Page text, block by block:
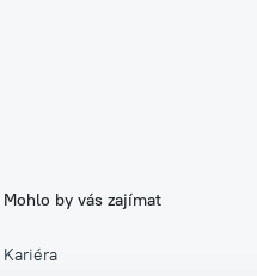
Mohlo by vás zajímat
Kariéra